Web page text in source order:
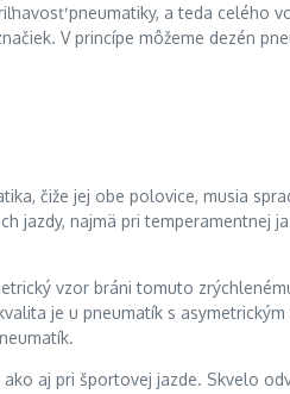
pneumatiky, a teda celého
V princípe môžeme dezén
čiže jej obe polovice, musia
jazdy, najmä pri temperamentnej
vzor bráni tomuto
je u pneumatík s
aj pri športovej jazde. Skvelo